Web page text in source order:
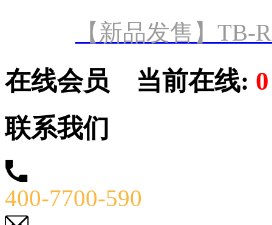
【新品发售】TB-
在线会员 当前在线:
联系我们
400-7700-590